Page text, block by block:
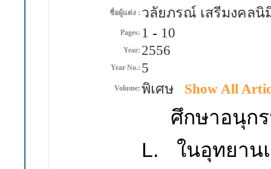
ชื่อผู้แต่ง : วลัยภรณ์ เสรีมงคลนิ
Pages: 1 - 10
Year: 2556
Year No.: 5
Volume: พิเศษ Show All
ศึกษาอนุก
L. ในอุทยา